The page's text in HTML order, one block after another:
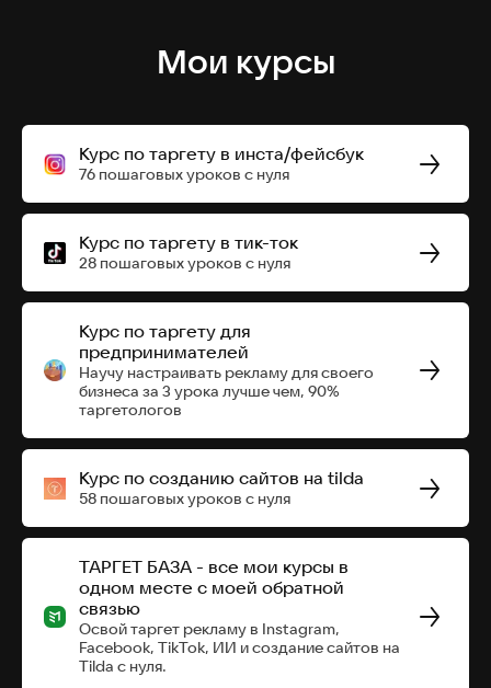
Мои курсы
Курс по таргету в инста/фейсбук
76 пошаговых уроков с нуля
Курс по таргету в тик-ток
28 пошаговых уроков с нуля
Курс по таргету для
предпринимателей
Научу настраивать рекламу для своего
бизнеса за 3 урока лучше чем, 90%
таргетологов
Курс по созданию сайтов на tilda
58 пошаговых уроков с нуля
ТАРГЕТ БАЗА - все мои курсы в
одном месте с моей обратной
связью
Освой таргет рекламу в Instagram,
Facebook, TikTok, ИИ и создание сайтов на
Tilda с нуля.